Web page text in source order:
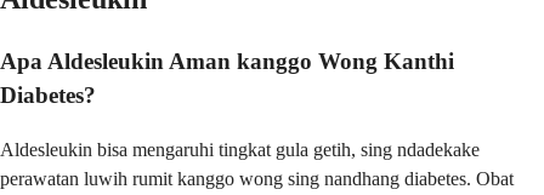
Apa Aldesleukin Aman kanggo Wong Kanthi
Diabetes?
Aldesleukin bisa mengaruhi tingkat gula getih, sing ndadekake
perawatan luwih rumit kanggo wong sing nandhang diabetes. Obat